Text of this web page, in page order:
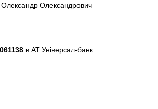
Олександрович
в АТ Універсал-банк